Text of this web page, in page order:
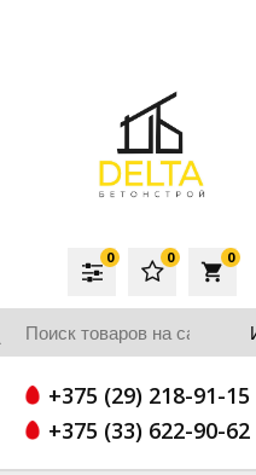
local_grocery_store
0
0
0
+375 (29) 218-91-15
+375 (33) 622-90-62